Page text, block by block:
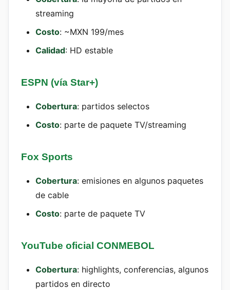
streaming
Costo: ~MXN 199/mes
Calidad: HD estable
ESPN (vía Star+)
Cobertura: partidos selectos
Costo: parte de paquete TV/streaming
Fox Sports
Cobertura: emisiones en algunos paquetes
de cable
Costo: parte de paquete TV
YouTube oficial CONMEBOL
Cobertura: highlights, conferencias, algunos
partidos en directo